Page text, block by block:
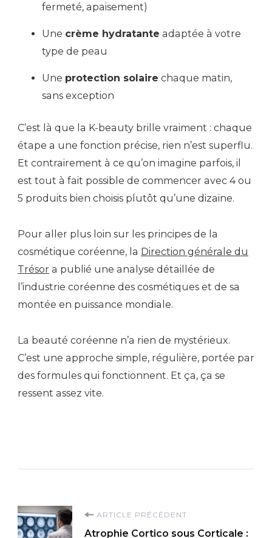
fermeté, apaisement)
Une crème hydratante adaptée à votre
type de peau
Une protection solaire chaque matin,
sans exception
C’est là que la K-beauty brille vraiment : chaque
étape a une fonction précise, rien n’est superflu.
Et contrairement à ce qu’on imagine parfois, il
est tout à fait possible de commencer avec 4 ou
5 produits bien choisis plutôt qu’une dizaine.
Pour aller plus loin sur les principes de la
cosmétique coréenne, la Direction générale du
Trésor a publié une analyse détaillée de
l’industrie coréenne des cosmétiques et de sa
montée en puissance mondiale.
La beauté coréenne n’a rien de mystérieux.
C’est une approche simple, régulière, portée par
des formules qui fonctionnent. Et ça, ça se
ressent assez vite.
Navigation
ARTICLE PRÉCÉDENT
Atrophie Cortico sous Corticale :